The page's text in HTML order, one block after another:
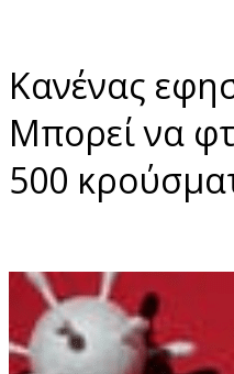
Κανένας
Μπορεί να
500